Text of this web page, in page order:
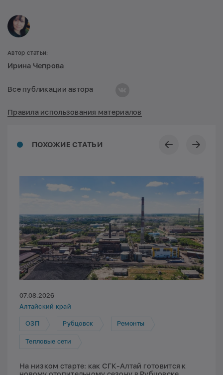
ПОХОЖИЕ СТАТЬИ
07.08.2026
Алтайский край
ОЗП Рубцовск Ремонты
Тепловые сети
На низком старте: как СГК-Алтай готовится к
Автор статьи:
Ирина Чепрова
Все публикации автора
Правила использования материалов